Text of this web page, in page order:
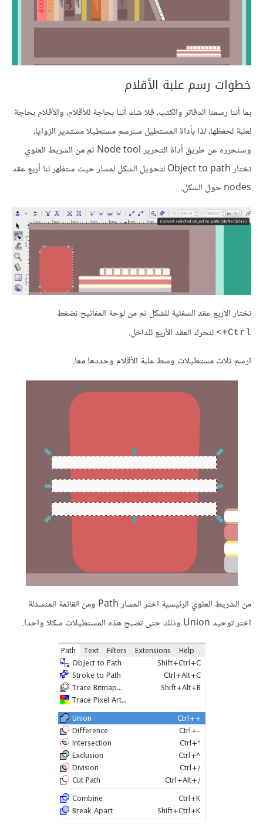
خطوات رسم علبة الأقلام
بما أننا رسمنا الدفاتر والكتب، فلا شك أننا بحاجة للأقلام، والأقلام بحاجة
لعلبة لحفظها، لذا بأداة المستطيل سنرسم مستطيلا مستدير الزوايا،
وسنحرره عن طريق أداة التحرير Node tool ثم من الشريط العلوي
نختار Object to path لتحويل الشكل لمسار حيث ستظهر لنا أربع عقد
nodes حول الشكل.
نختار الأربع عقد السفلية للشكل ثم من لوحة المفاتيح نضغط
Ctrl+>
لنحرك العقد الأربع للداخل.
ارسم ثلاث مستطيلات وسط علبة الأقلام وحددها معا.
من الشريط العلوي الرئيسية اختر المسار Path ومن القائمة المنسدلة
اختر توحيد Union وذلك حتى تصبح هذه المستطيلات شكلا واحدا.